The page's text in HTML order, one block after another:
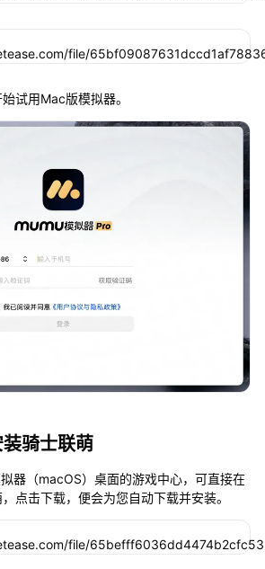
试用Mac版模拟器。
骑士联萌
器（macOS）桌面的游戏中心，可直接在
点击下载，便会为您自动下载并安装。